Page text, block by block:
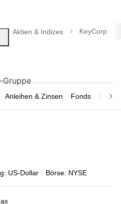
Aktien & Indizes KeyCorp
Anleihen & Zinsen Fonds
US-Dollar Börse: NYSE
Gruppe